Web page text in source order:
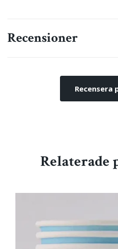
Recensioner
Recensera
Relaterade